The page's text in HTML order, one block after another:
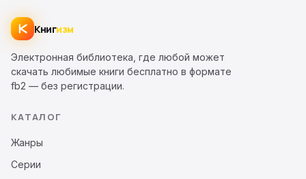
Книгизм
Электронная библиотека, где любой может
скачать любимые книги бесплатно в формате
fb2 — без регистрации.
КАТАЛОГ
Жанры
Серии